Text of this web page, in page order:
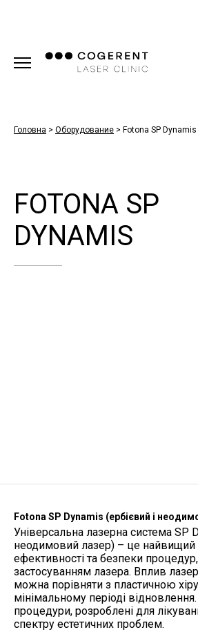
Головна > Оборудование > Fotona SP Dynamis
FOTONA SP
DYNAMIS
Fotona SP Dynamis (ербієвий і
Універсальна лазерна система SP
неодимовий лазер) – це найвищий
ефективності та безпеки
застосуванням лазера. Вплив
можна порівняти з пластичною
мінімальному періоді
процедури, розроблені для
спектру естетичних проблем.